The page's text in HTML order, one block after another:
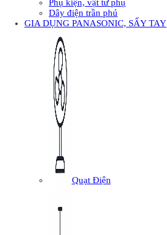
Phụ kiện, vật tư phụ
Dây điện trần phú
GIA DỤNG PANASONIC, SẤY TAY
Quạt Điện